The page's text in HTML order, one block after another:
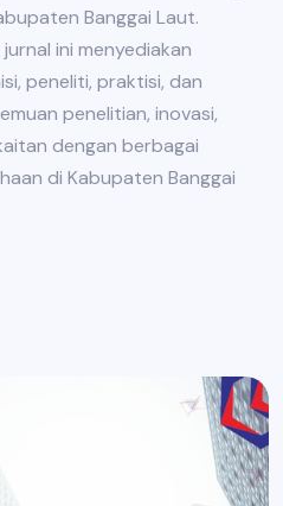
Banggai Laut.
ini menyediakan
peneliti, praktisi, dan
penelitian, inovasi,
dengan berbagai
di Kabupaten Banggai